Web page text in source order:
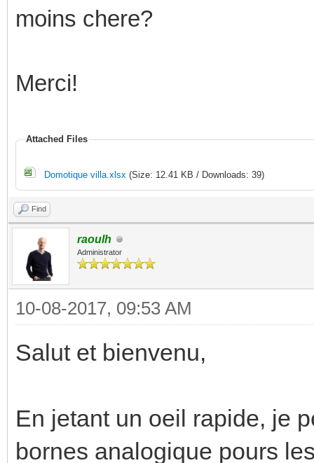
moins chere?
Merci!
Attached Files
Domotique villa.xlsx (Size: 12.41 KB / Downloads: 39)
Find
raoulh
Administrator
10-08-2017, 09:53 AM
Salut et bienvenu,
En jetant un oeil rapide, je
bornes analogique pours